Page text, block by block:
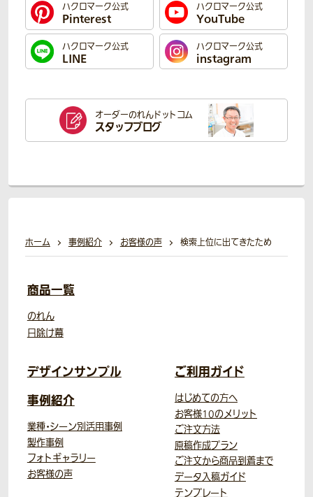
ハクロマーク公式
Pinterest
ハクロマーク公式
YouTube
ハクロマーク公式
LINE
ハクロマーク公式
instagram
オーダーのれんドットコム
スタッフブログ
ホーム 事例紹介 お客様の声 検索上位に出てきたため
商品一覧
のれん
日除け幕
デザインサンプル
事例紹介
業種・シーン別活用事例
製作事例
フォトギャラリー
お客様の声
ご利用ガイド
はじめての方へ
お客様10のメリット
ご注文方法
原稿作成プラン
ご注文から商品到着まで
データ入稿ガイド
テンプレート